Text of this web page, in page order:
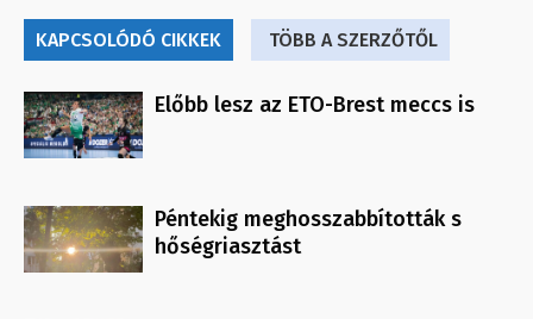
KAPCSOLÓDÓ CIKKEK TÖBB A SZERZŐTŐL
Előbb lesz az ETO-Brest meccs is
Péntekig meghosszabbították s
hőségriasztást